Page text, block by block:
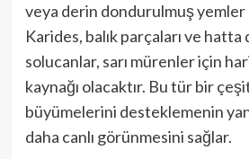
veya derin dondurulmuş
Karides, balık parçaları ve
solucanlar, sarı mürenler için
kaynağı olacaktır. Bu tür bir
büyümelerini desteklemenin
daha canlı görünmesini sağlar.